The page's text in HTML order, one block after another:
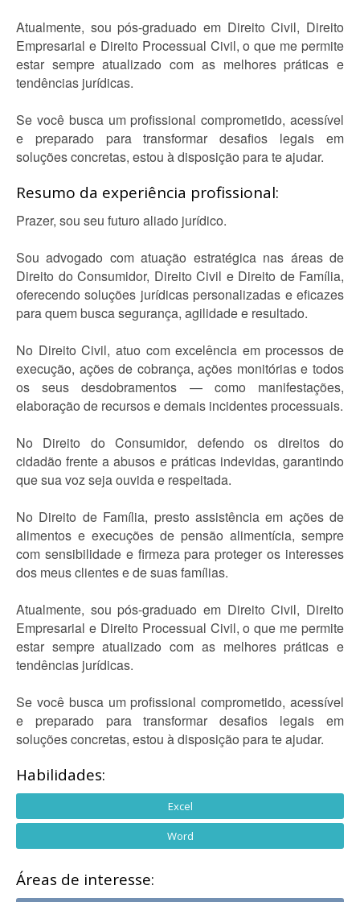
Atualmente, sou pós-graduado em Direito Civil, Direito
Empresarial e Direito Processual Civil, o que me permite
estar sempre atualizado com as melhores práticas e
tendências jurídicas.
Se você busca um profissional comprometido, acessível
e preparado para transformar desafios legais em
soluções concretas, estou à disposição para te ajudar.
Resumo da experiência profissional:
Prazer, sou seu futuro aliado jurídico.
Sou advogado com atuação estratégica nas áreas de
Direito do Consumidor, Direito Civil e Direito de Família,
oferecendo soluções jurídicas personalizadas e eficazes
para quem busca segurança, agilidade e resultado.
No Direito Civil, atuo com excelência em processos de
execução, ações de cobrança, ações monitórias e todos
os seus desdobramentos — como manifestações,
elaboração de recursos e demais incidentes processuais.
No Direito do Consumidor, defendo os direitos do
cidadão frente a abusos e práticas indevidas, garantindo
que sua voz seja ouvida e respeitada.
No Direito de Família, presto assistência em ações de
alimentos e execuções de pensão alimentícia, sempre
com sensibilidade e firmeza para proteger os interesses
dos meus clientes e de suas famílias.
Atualmente, sou pós-graduado em Direito Civil, Direito
Empresarial e Direito Processual Civil, o que me permite
estar sempre atualizado com as melhores práticas e
tendências jurídicas.
Se você busca um profissional comprometido, acessível
e preparado para transformar desafios legais em
soluções concretas, estou à disposição para te ajudar.
Habilidades:
Excel
Word
Áreas de interesse: